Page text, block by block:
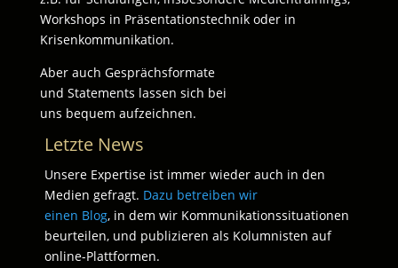
Workshops in Präsentationstechnik oder in
Krisenkommunikation.
Aber auch Gesprächsformate
und Statements lassen sich bei
uns bequem aufzeichnen.
Letzte News
Unsere Expertise ist immer wieder auch in den
Medien gefragt. Dazu betreiben wir
einen Blog, in dem wir Kommunikationssituationen
beurteilen, und publizieren als Kolumnisten auf
online-Plattformen.